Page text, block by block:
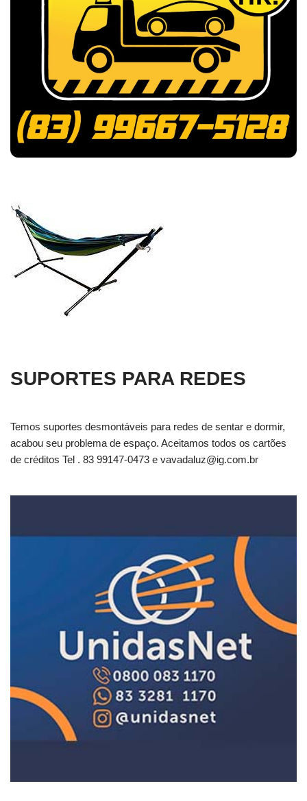
SUPORTES PARA REDES
Temos suportes desmontáveis para redes de sentar e dormir,
acabou seu problema de espaço. Aceitamos todos os cartões
de créditos Tel . 83 99147-0473 e vavadaluz@ig.com.br